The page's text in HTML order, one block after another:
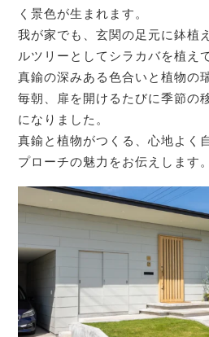
く景色が生まれます。
我が家でも、玄関の足元に鉢植
ルツリーとしてシラカバを植え
真鍮の深みある色合いと植物の
毎朝、扉を開けるたびに季節の
になりました。
真鍮と植物がつくる、心地よく
プローチの魅力をお伝えします。